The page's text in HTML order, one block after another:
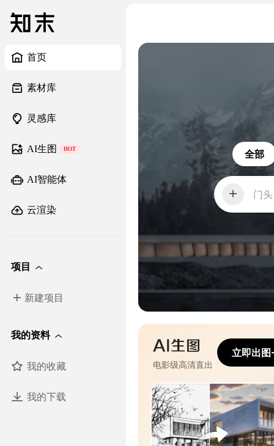
首页
素材库
灵感库
AI生图 HOT
AI智能体
云渲染
项目
新建项目
我的资料
我的收藏
我的下载
全部
门头
电影级高清直出
立即出图